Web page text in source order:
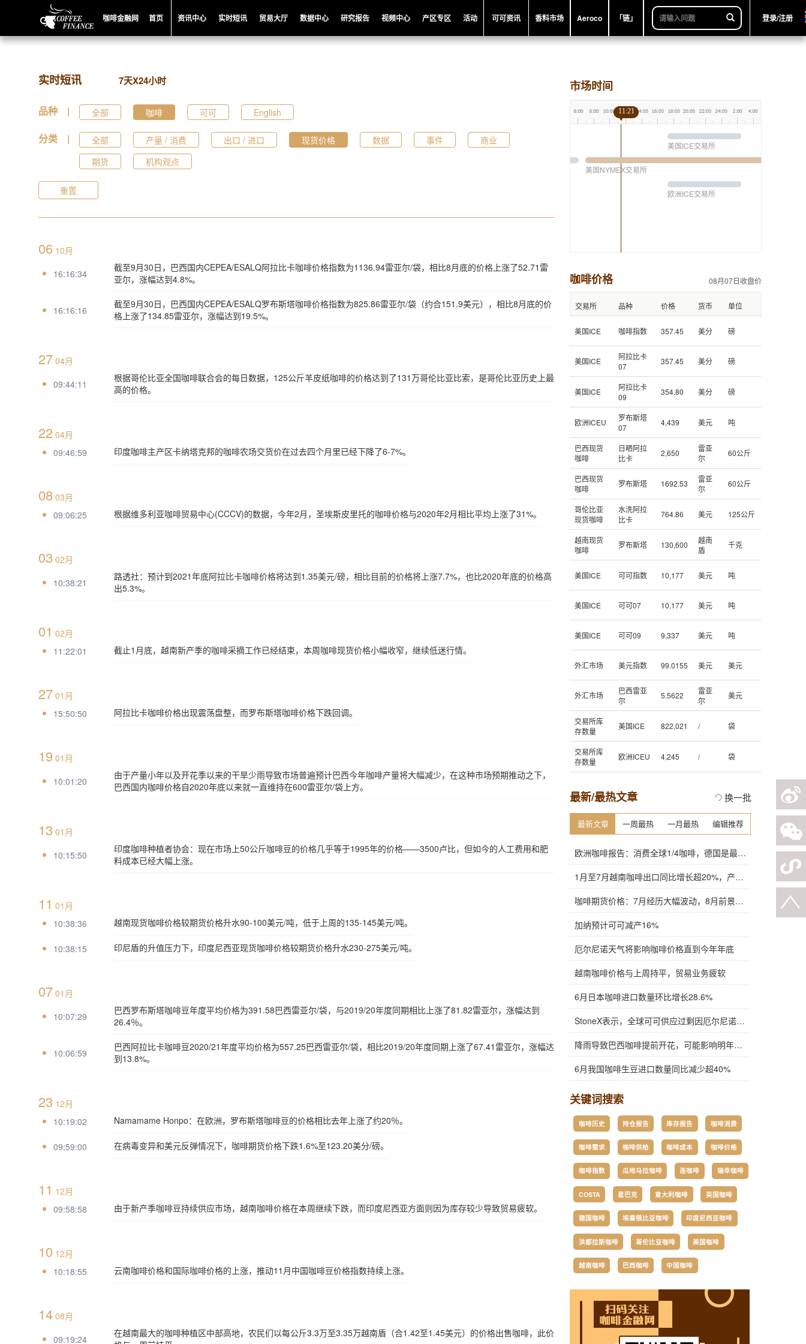
咖啡金融网 首页 资讯中心 实时短讯 贸易大厅 数据中心 研究报告 视频中心 产区专区 活动 可可资讯 香料市场 Aeroco 「链」 登录/注册
实时短讯 7天X24小时
品种 | 全部 咖啡 可可 English
分类 | 全部 产量 / 消费 出口 / 进口 现货价格 数据 事件
商业
期货
机构观点
重置
06 10月
16:16:34
截至9月30日，巴西国内CEPEA/ESALQ阿拉比卡咖啡价格指数为1136.94雷亚尔/袋，相比8月底的价格上涨了52.71雷
亚尔，涨幅达到4.8%。
16:16:16
截至9月30日，巴西国内CEPEA/ESALQ罗布斯塔咖啡价格指数为825.86雷亚尔/袋（约合151.9美元），相比8月底的价
格上涨了134.85雷亚尔，涨幅达到19.5%。
27 04月
09:44:11
根据哥伦比亚全国咖啡联合会的每日数据，125公斤羊皮纸咖啡的价格达到了131万哥伦比亚比索，是哥伦比亚历史上最
高的价格。
22 04月
09:46:59
印度咖啡主产区卡纳塔克邦的咖啡农场交货价在过去四个月里已经下降了6-7%。
08 03月
09:06:25
根据维多利亚咖啡贸易中心(CCCV)的数据，今年2月，圣埃斯皮里托的咖啡价格与2020年2月相比平均上涨了31%。
03 02月
10:38:21
路透社：预计到2021年底阿拉比卡咖啡价格将达到1.35美元/磅，相比目前的价格将上涨7.7%，也比2020年底的价格高
出5.3%。
01 02月
11:22:01
截止1月底，越南新产季的咖啡采摘工作已经结束，本周咖啡现货价格小幅收窄，继续低迷行情。
27 01月
15:50:50
阿拉比卡咖啡价格出现震荡盘整，而罗布斯塔咖啡价格下跌回调。
19 01月
10:01:20
由于产量小年以及开花季以来的干旱少雨导致市场普遍预计巴西今年咖啡产量将大幅减少，在这种市场预期推动之下，
巴西国内咖啡价格自2020年底以来就一直维持在600雷亚尔/袋上方。
13 01月
10:15:50
印度咖啡种植者协会：现在市场上50公斤咖啡豆的价格几乎等于1995年的价格——3500卢比，但如今的人工费用和肥
料成本已经大幅上涨。
11 01月
10:38:36
越南现货咖啡价格较期货价格升水90-100美元/吨，低于上周的135-145美元/吨。
10:38:15 印尼盾的升值压力下，印度尼西亚现货咖啡价格较期货价格升水230-275美元/吨。
07 01月
10:07:29
巴西罗布斯塔咖啡豆年度平均价格为391.58巴西雷亚尔/袋，与2019/20年度同期相比上涨了81.82雷亚尔，涨幅达到
26.4％。
10:06:59
巴西阿拉比卡咖啡豆2020/21年度平均价格为557.25巴西雷亚尔/袋，相比2019/20年度同期上涨了67.41雷亚尔，涨幅达
到13.8%。
23 12月
10:19:02
Namamame Honpo：在欧洲，罗布斯塔咖啡豆的价格相比去年上涨了约20％。
09:59:00 在病毒变异和美元反弹情况下，咖啡期货价格下跌1.6%至123.20美分/磅。
11 12月
09:58:58
由于新产季咖啡豆持续供应市场，越南咖啡价格在本周继续下跌，而印度尼西亚方面则因为库存较少导致贸易疲软。
10 12月
10:18:55
云南咖啡价格和国际咖啡价格的上涨，推动11月中国咖啡豆价格指数持续上涨。
14 08月
09:19:24
在越南最大的咖啡种植区中部高地，农民们以每公斤3.3万至3.35万越南盾（合1.42至1.45美元）的价格出售咖啡，此价
市场时间
美国ICE交易所
美国NYMEX交易所
欧洲ICE交易所
11:21
咖啡价格 08月07日收盘价
交易所 品种 价格 货币 单位
美国ICE 咖啡指数 357.45 美分 磅
美国ICE
阿拉比卡
07
357.45 美分 磅
美国ICE
阿拉比卡
09
354.80 美分 磅
欧洲ICEU
罗布斯塔
07
4,439 美元 吨
巴西现货
咖啡
日晒阿拉
比卡
2,650
雷亚
尔
60公斤
巴西现货
咖啡
罗布斯塔 1692.53
雷亚
尔
60公斤
哥伦比亚
现货咖啡
水洗阿拉
比卡
764.86 美元 125公斤
越南现货
咖啡
罗布斯塔 130,600
越南
盾
千克
美国ICE 可可指数 10,177 美元 吨
美国ICE 可可07 10,177 美元 吨
美国ICE 可可09 9,337 美元 吨
外汇市场 美元指数 99.0155 美元 美元
外汇市场
巴西雷亚
尔
5.5622
雷亚
尔
美元
交易所库
存数量
美国ICE 822,021 / 袋
交易所库
存数量
欧洲ICEU 4,245 / 袋
最新/最热文章 换一批
最新文章 一周最热 一月最热 编辑推荐
欧洲咖啡报告：消费全球1/4咖啡，德国是最大进口国，意大利在烘焙咖啡生产中领先
1月至7月越南咖啡出口同比增长超20%，产量也将是过去四年来最高
咖啡期货价格：7月经历大幅波动，8月前景依旧不明朗
加纳预计可可减产16%
厄尔尼诺天气将影响咖啡价格直到今年年底
越南咖啡价格与上周持平，贸易业务疲软
6月日本咖啡进口数量环比增长28.6%
StoneX表示，全球可可供应过剩因厄尔尼诺而萎缩
降雨导致巴西咖啡提前开花，可能影响明年产量，造成近期价格波动极不稳定
6月我国咖啡生豆进口数量同比减少超40%
关键词搜索
咖啡历史 持仓报告 库存报告 咖啡消费
咖啡需求 咖啡供给 咖啡成本 咖啡价格
咖啡指数 瓜地马拉咖啡 连咖啡 瑞幸咖啡
COSTA 星巴克 意大利咖啡 英国咖啡
德国咖啡 埃塞俄比亚咖啡 印度尼西亚咖啡
洪都拉斯咖啡 哥伦比亚咖啡 美国咖啡
越南咖啡 巴西咖啡 中国咖啡